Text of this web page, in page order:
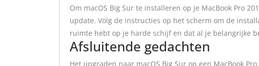
Om macOS Big Sur te installeren op je MacBook Pro
update. Volg de instructies op het scherm om de
ruimte hebt op je harde schijf en dat al je belangrijke
Afsluitende gedachten
Het upgraden naar macOS Big Sur op een MacBook